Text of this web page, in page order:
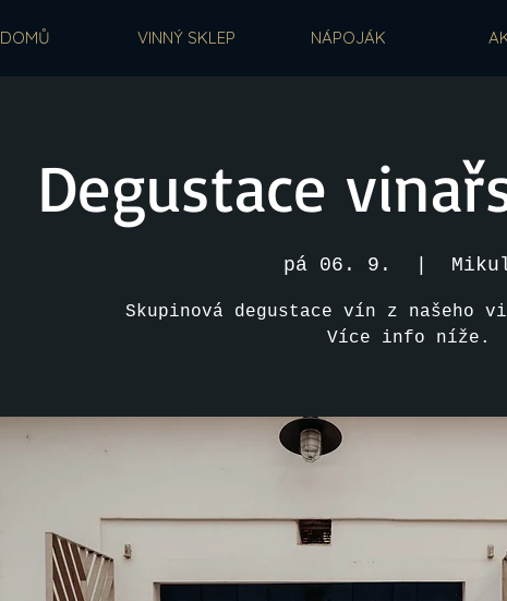
DOMŮ VINNÝ SKLEP NÁPOJÁK
Degustace
pá 06. 9.
Skupinová degustace vín z našeho
Více info níže.